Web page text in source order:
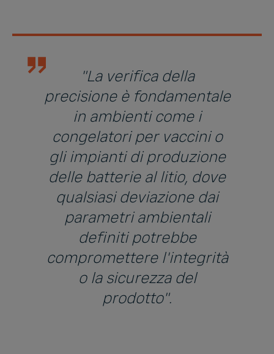
"La verifica della
precisione è fondamentale
in ambienti come i
congelatori per vaccini o
gli impianti di produzione
delle batterie al litio, dove
qualsiasi deviazione dai
parametri ambientali
definiti potrebbe
compromettere l'integrità
o la sicurezza del
prodotto".